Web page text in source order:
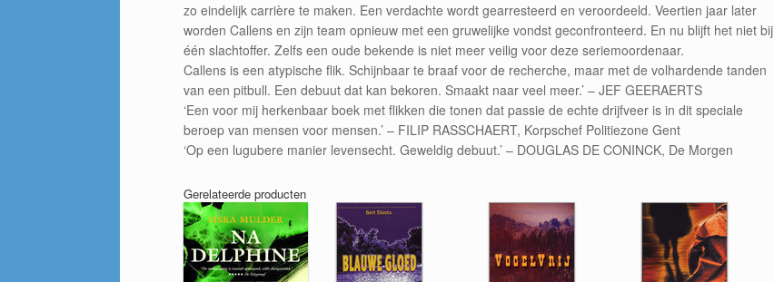
zo eindelijk carrière te maken. Een verdachte wordt gearresteerd en veroordeeld. Veertien jaar later
worden Callens en zijn team opnieuw met een gruwelijke vondst geconfronteerd. En nu blijft het niet bij
één slachtoffer. Zelfs een oude bekende is niet meer veilig voor deze seriemoordenaar.
Callens is een atypische flik. Schijnbaar te braaf voor de recherche, maar met de volhardende tanden
van een pitbull. Een debuut dat kan bekoren. Smaakt naar veel meer.’ – JEF GEERAERTS
‘Een voor mij herkenbaar boek met flikken die tonen dat passie de echte drijfveer is in dit speciale
beroep van mensen voor mensen.’ – FILIP RASSCHAERT, Korpschef Politiezone Gent
‘Op een lugubere manier levensecht. Geweldig debuut.’ – DOUGLAS DE CONINCK, De Morgen
Gerelateerde producten